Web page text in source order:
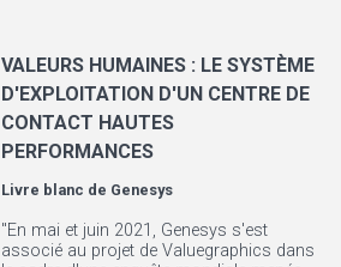
VALEURS HUMAINES : LE SYSTÈME
D'EXPLOITATION D'UN CENTRE DE
CONTACT HAUTES
PERFORMANCES
Livre blanc de Genesys
"En mai et juin 2021, Genesys s'est
associé au projet de Valuegraphics dans